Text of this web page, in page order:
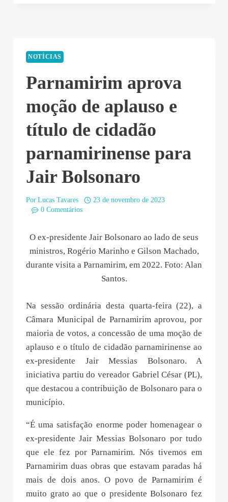
NOTÍCIAS
Parnamirim aprova
moção de aplauso e
título de cidadão
parnamirinense para
Jair Bolsonaro
Por Lucas Tavares
23 de novembro de 2023
0 Comentários
O ex-presidente Jair Bolsonaro ao lado de seus
ministros, Rogério Marinho e Gilson Machado,
durante visita a Parnamirim, em 2022. Foto: Alan
Santos.
Na sessão ordinária desta quarta-feira (22), a
Câmara Municipal de Parnamirim aprovou, por
maioria de votos, a concessão de uma moção de
aplauso e o título de cidadão parnamirinense ao
ex-presidente Jair Messias Bolsonaro. A
iniciativa partiu do vereador Gabriel César (PL),
que destacou a contribuição de Bolsonaro para o
município.
“É uma satisfação enorme poder homenagear o
ex-presidente Jair Messias Bolsonaro por tudo
que ele fez por Parnamirim. Nós tivemos em
Parnamirim duas obras que estavam paradas há
mais de dois anos. O povo de Parnamirim é
muito grato ao que o presidente Bolsonaro fez